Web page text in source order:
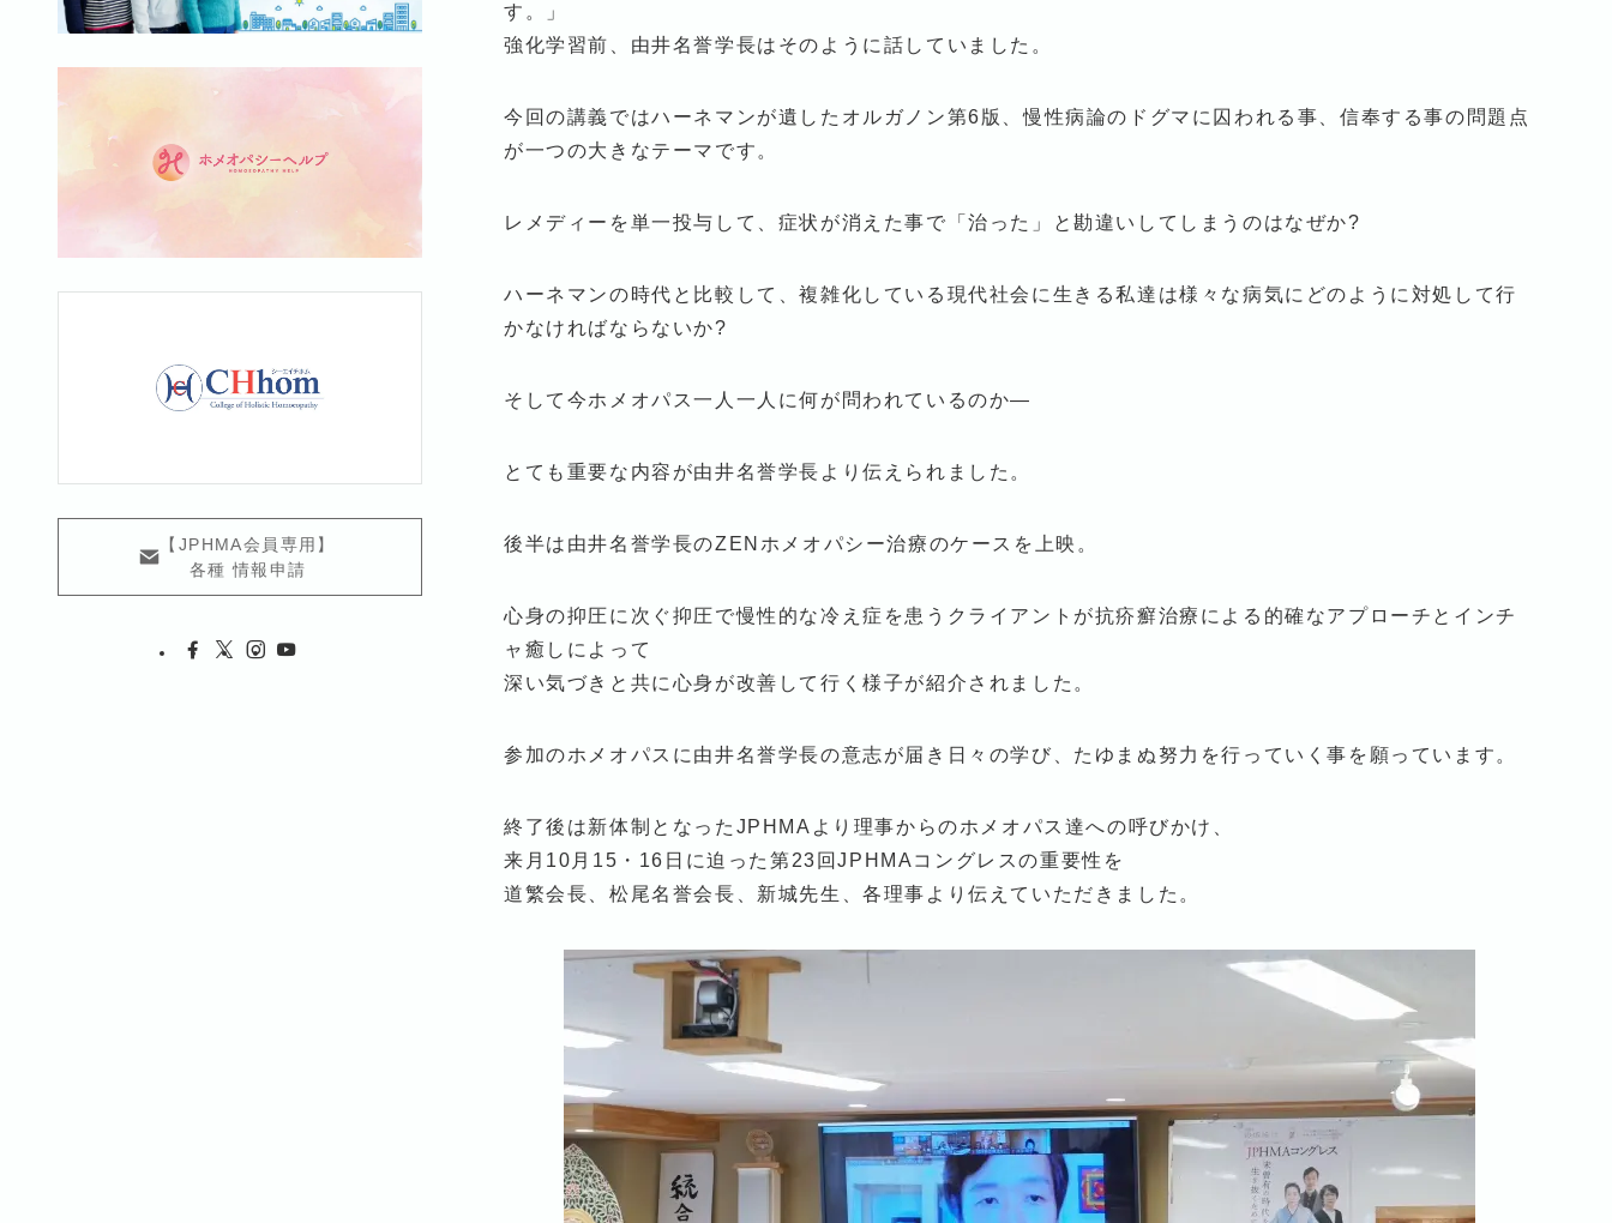
す。」
強化学習前、由井名誉学長はそのように話していました。
今回の講義ではハーネマンが遺したオルガノン第6版、慢性病論のドグマに囚われる事、信奉する事の問題点
が一つの大きなテーマです。
レメディーを単一投与して、症状が消えた事で「治った」と勘違いしてしまうのはなぜか?
ハーネマンの時代と比較して、複雑化している現代社会に生きる私達は様々な病気にどのように対処して行
かなければならないか?
そして今ホメオパス一人一人に何が問われているのか―
とても重要な内容が由井名誉学長より伝えられました。
後半は由井名誉学長のZENホメオパシー治療のケースを上映。
心身の抑圧に次ぐ抑圧で慢性的な冷え症を患うクライアントが抗疥癬治療による的確なアプローチとインチ
ャ癒しによって
深い気づきと共に心身が改善して行く様子が紹介されました。
参加のホメオパスに由井名誉学長の意志が届き日々の学び、たゆまぬ努力を行っていく事を願っています。
終了後は新体制となったJPHMAより理事からのホメオパス達への呼びかけ、
来月10月15・16日に迫った第23回JPHMAコングレスの重要性を
道繁会長、松尾名誉会長、新城先生、各理事より伝えていただきました。
【JPHMA会員専用】
各種 情報申請